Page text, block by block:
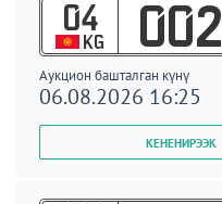
04
KG 002
Аукцион башталган күнү
06.08.2026 16:25